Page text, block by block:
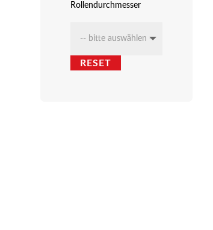
Rollendurchmesser
RESET